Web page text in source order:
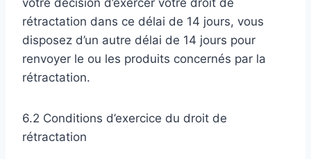
votre décision d’exercer votre droit de
rétractation dans ce délai de 14 jours, vous
disposez d’un autre délai de 14 jours pour
renvoyer le ou les produits concernés par la
rétractation.
6.2 Conditions d’exercice du droit de
rétractation